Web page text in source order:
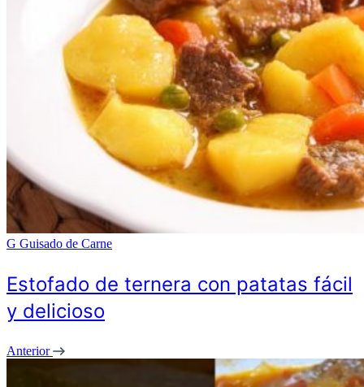
G Guisado de Carne
Estofado de ternera con patatas fácil
y delicioso
Anterior